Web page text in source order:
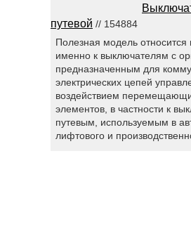
путевой // 154884
Полезная модель относится
именно к выключателям с
предназначенным для
электрических цепей
воздействием
элементов, в частности к
путевым, используемым в
лифтового и